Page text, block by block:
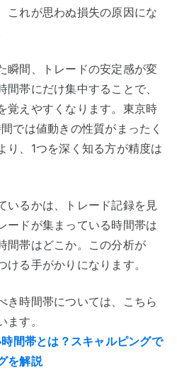
これが思わぬ損失の原因にな
瞬間、トレードの安定感が変
帯にだけ集中することで、
覚えやすくなります。東京時
では値動きの性質がまったく
り、1つを深く知る方が精度は
いるかは、トレード記録を見
ードが集まっている時間帯は
間帯はどこか。この分析が
ける手がかりになります。
き時間帯については、こちら
す。
間帯とは？スキャルピングで
を解説